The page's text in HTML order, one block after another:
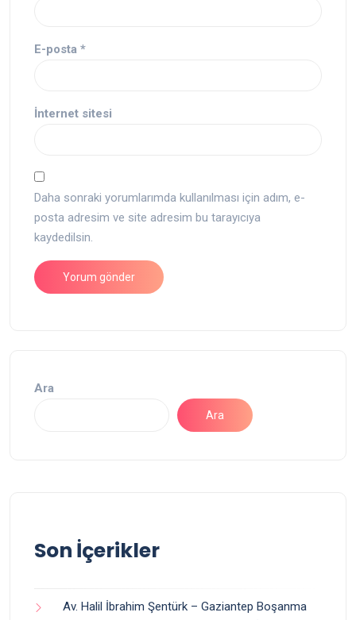
E-posta *
İnternet sitesi
Daha sonraki yorumlarımda kullanılması için adım, e-
posta adresim ve site adresim bu tarayıcıya
kaydedilsin.
Ara
Ara
Son İçerikler
Av. Halil İbrahim Şentürk – Gaziantep Boşanma